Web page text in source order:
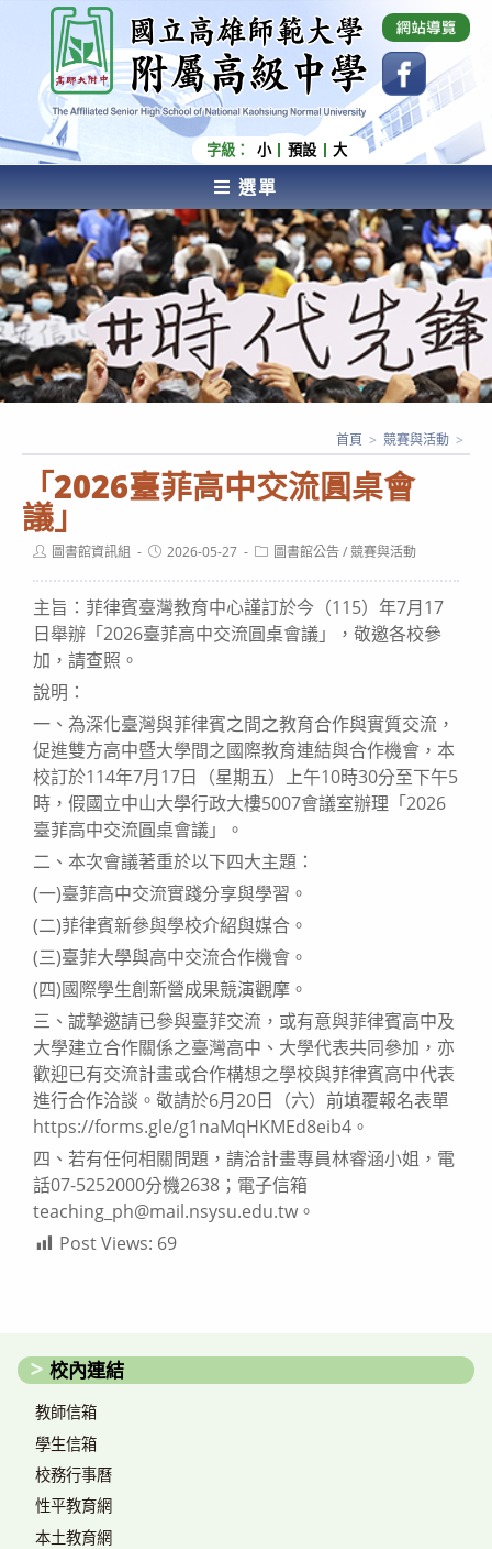
內
容
國立高雄師範大學附屬高級中學 Affiliated Senior
High School of National Kaohsiung Normal
University
字級： 小 預設 大
選單
AFFILIATED SENIOR HIGH SCHOOL OF NATIONAL
KAOHSIUNG NORMAL UNIVERSITY
「2026臺菲高中交流圓桌會
議」
首頁 > 競賽與活動 >
Post圖書館資訊組
Post2026-05-27
Post圖書館公告/競賽與活動
主旨：菲律賓臺灣教育中心謹訂於今（115）年7月17
日舉辦「2026臺菲高中交流圓桌會議」，敬邀各校參
加，請查照。
說明：
一、為深化臺灣與菲律賓之間之教育合作與實質交流，
促進雙方高中暨大學間之國際教育連結與合作機會，本
校訂於114年7月17日（星期五）上午10時30分至下午5
時，假國立中山大學行政大樓5007會議室辦理「2026
臺菲高中交流圓桌會議」。
二、本次會議著重於以下四大主題：
(一)臺菲高中交流實踐分享與學習。
(二)菲律賓新參與學校介紹與媒合。
(三)臺菲大學與高中交流合作機會。
(四)國際學生創新營成果競演觀摩。
三、誠摯邀請已參與臺菲交流，或有意與菲律賓高中及
大學建立合作關係之臺灣高中、大學代表共同參加，亦
歡迎已有交流計畫或合作構想之學校與菲律賓高中代表
進行合作洽談。敬請於6月20日（六）前填覆報名表單
https://forms.gle/g1naMqHKMEd8eib4。
四、若有任何相關問題，請洽計畫專員林睿涵小姐，電
話07-5252000分機2638；電子信箱
teaching_ph@mail.nsysu.edu.tw。
Post Views: 69
校內連結
教師信箱
學生信箱
校務行事曆
性平教育網
本土教育網